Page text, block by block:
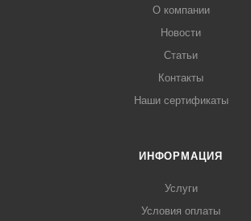
О компании
Новости
Статьи
Контакты
Наши сертификаты
ИНФОРМАЦИЯ
Услуги
Условия оплаты